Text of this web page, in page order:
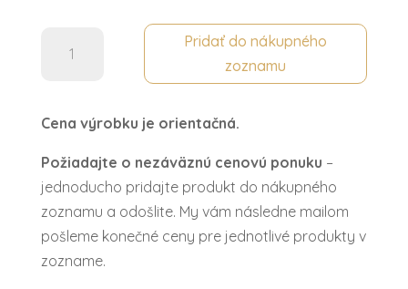
Toaletný
Pridať do nákupného
zoznamu
Cena výrobku je orientačná.
Požiadajte o nezáväznú cenovú ponuku –
jednoducho pridajte produkt do nákupného
zoznamu a odošlite. My vám následne mailom
pošleme konečné ceny pre jednotlivé produkty v
zozname.